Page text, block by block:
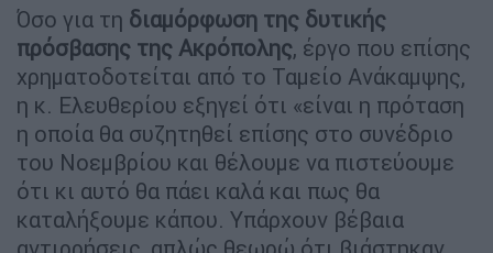
Όσο για τη διαμόρφωση της δυτικής
πρόσβασης της Ακρόπολης, έργο που επίσης
χρηματοδοτείται από το Ταμείο Ανάκαμψης,
η κ. Ελευθερίου εξηγεί ότι «είναι η πρόταση
η οποία θα συζητηθεί επίσης στο συνέδριο
του Νοεμβρίου και θέλουμε να πιστεύουμε
ότι κι αυτό θα πάει καλά και πως θα
καταλήξουμε κάπου. Υπάρχουν βέβαια